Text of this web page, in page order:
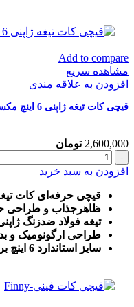
Add to compare
مشاهده سریع
افزودن به علاقه مندی
قیچی کات تیغه ژاپنی 6 اینچ مکسینال
2,600,000 تومان
قیچی
کات
ژاپنی
6
اینچ
مکسینال
عدد
افزودن به سبد خرید
قیچی حرفه‌ای کات
ظاهرجذاب و طراحی
تیغه فولاد ضدزنگ
طراحی ارگونومیک و
سایز استاندارد 6 اینچ برای کارایی عالی